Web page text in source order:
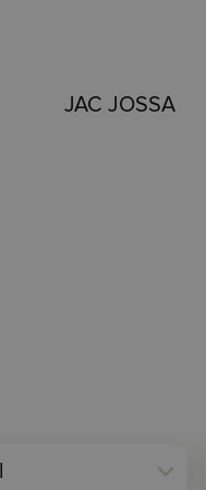
JAC JOSSA
expand_more